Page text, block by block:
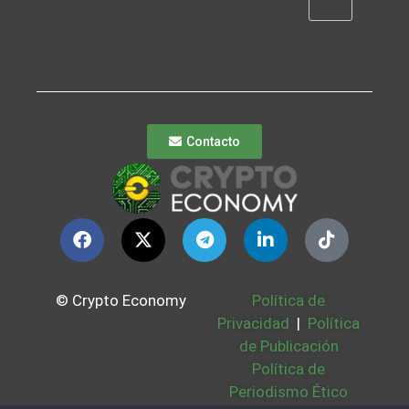
Contacto
© Crypto Economy
Política de
Privacidad | Política
de Publicación
Política de
Periodismo Ético